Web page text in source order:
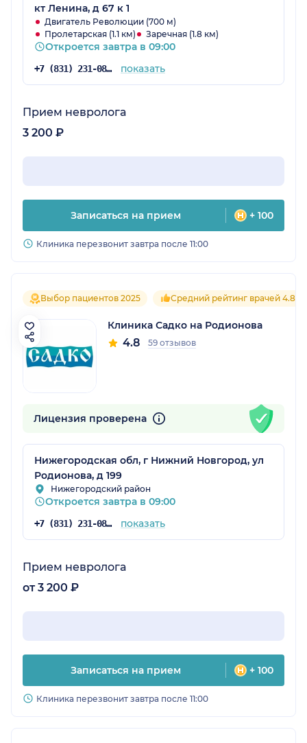
кт Ленина, д 67 к 1
Двигатель Революции (700 м)
Пролетарская (1.1 км)
Заречная (1.8 км)
Откроется завтра в 09:00
+7 (831) 231-08-16 показать
Прием невролога
3 200 ₽
Записаться на прием + 100
Клиника перезвонит завтра после 11:00
Выбор пациентов 2025 Средний рейтинг врачей 4.8
Клиника Садко на Родионова
4.8 59 отзывов
Лицензия проверена
Нижегородская обл, г Нижний Новгород, ул
Родионова, д 199
Нижегородский район
Откроется завтра в 09:00
+7 (831) 231-08-16 показать
Прием невролога
от 3 200 ₽
Записаться на прием + 100
Клиника перезвонит завтра после 11:00